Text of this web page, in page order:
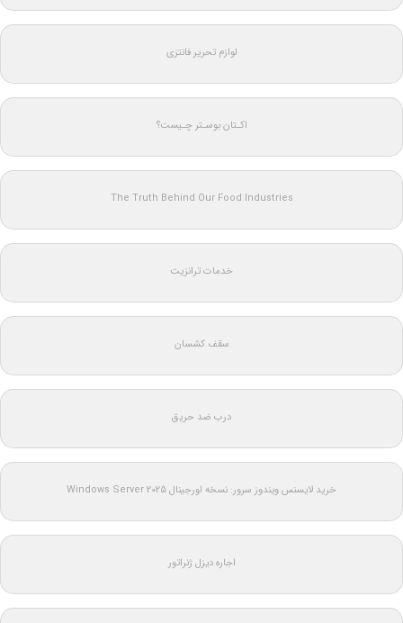
لوازم تحریر فانتزی
اکـتان بوسـتر چـیست؟
The Truth Behind Our Food Industries
خدمات ترانزیت
سقف کشسان
درب ضد حریق
خرید لایسنس ویندوز سرور: نسخه اورجینال Windows Server 2025
اجاره دیزل ژنراتور